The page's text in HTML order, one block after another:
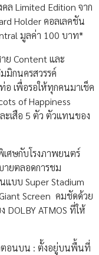
ล Limited Edition จาก
Holder คอลเลคชัน
มูลค่า 100 บาท*
ย Content และ
มิกนครสวรรค์
เพื่อรอให้ทุกคนมาเช็ค
of Happiness
เสือ 5 ตัว ตัวแทนของ
ศษกับโรงภาพยนตร์
ายตลอดการชม
บบ Super Stadium
Screen คมชัดด้วย
DOLBY ATMOS ที่ให้
ตอนบน : ตั้งอยู่บนพื้นที่